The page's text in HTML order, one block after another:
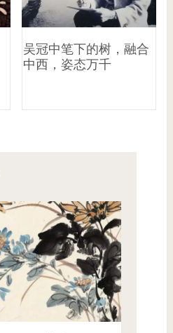
吴冠中笔下的树，融合
中西，姿态万千